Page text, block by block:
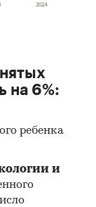
на 6%:
ребенка
и